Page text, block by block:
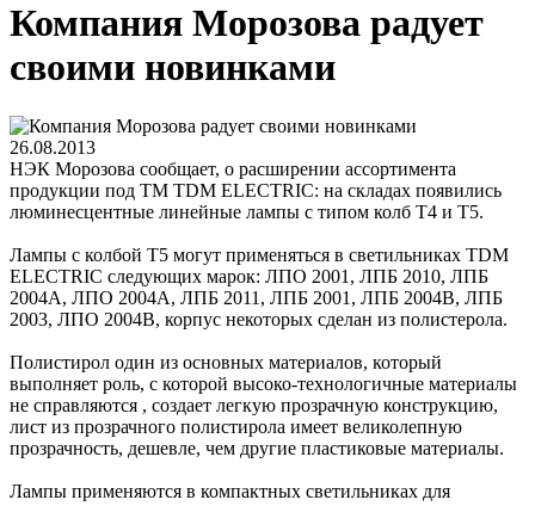
Компания Морозова радует
своими новинками
26.08.2013
НЭК Морозова сообщает, о расширении ассортимента
продукции под ТМ TDM ELECTRIC: на складах появились
люминесцентные линейные лампы с типом колб Т4 и Т5.
Лампы с колбой Т5 могут применяться в светильниках TDM
ELECTRIC следующих марок: ЛПО 2001, ЛПБ 2010, ЛПБ
2004А, ЛПО 2004А, ЛПБ 2011, ЛПБ 2001, ЛПБ 2004В, ЛПБ
2003, ЛПО 2004В, корпус некоторых сделан из полистерола.
Полистирол один из основных материалов, который
выполняет роль, с которой высоко-технологичные материалы
не справляются , создает легкую прозрачную конструкцию,
лист из прозрачного полистирола имеет великолепную
прозрачность, дешевле, чем другие пластиковые материалы.
Лампы применяются в компактных светильниках для